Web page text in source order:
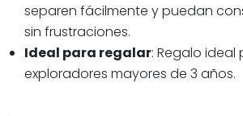
separen fácilmente y puedan
sin frustraciones.
Ideal para regalar: Regalo
exploradores mayores de 3 años.